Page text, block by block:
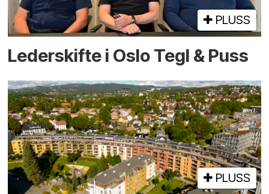
PLUSS
Lederskifte i Oslo Tegl & Puss
PLUSS